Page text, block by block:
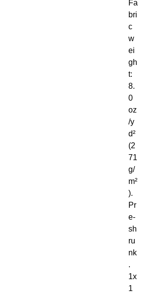
Fa
bri
c
w
ei
gh
t:
8.
0
oz
/y
d²
(2
71
g/
m²
).
Pr
e-
sh
ru
nk
.
1x
1